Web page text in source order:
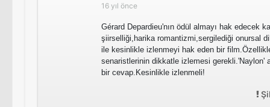
16 yıl önce
Gérard Depardieu'nın ödül almayı hak edecek
şiirselliği,harika romantizmi,sergilediği onursal
ile kesinlikle izlenmeyi hak eden bir
senaristlerinin dikkatle izlemesi gerekli.'Naylon'
bir cevap.Kesinlikle izlenmeli!